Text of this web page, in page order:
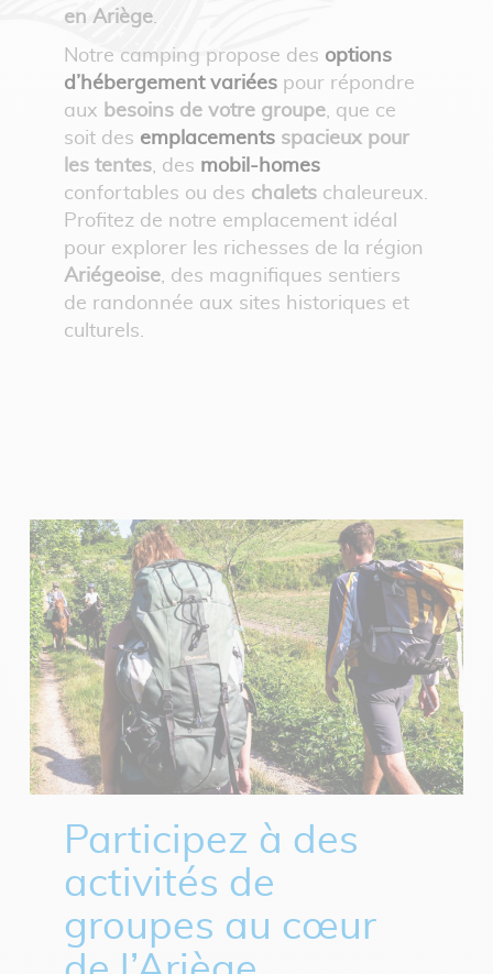
en Ariège.
Notre camping propose des options
d’hébergement variées pour répondre
aux besoins de votre groupe, que ce
soit des emplacements spacieux pour
les tentes, des mobil-homes
confortables ou des chalets chaleureux.
Profitez de notre emplacement idéal
pour explorer les richesses de la région
Ariégeoise, des magnifiques sentiers
de randonnée aux sites historiques et
culturels.
Participez à des
activités de
groupes au cœur